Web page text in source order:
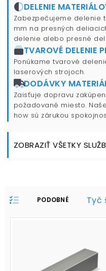
DELENIE
Zabezpečujeme delenie
mm na presných
delenie alebo presné
TVAROVÉ DELENIE
Ponúkame tvarové
laserových strojoch.
DODÁVKY
Zaisťuje dopravu
požadované miesto.
how sú zárukou
ZOBRAZIŤ VŠETKY
PODOBNÉ
PROFILE:
Tyč